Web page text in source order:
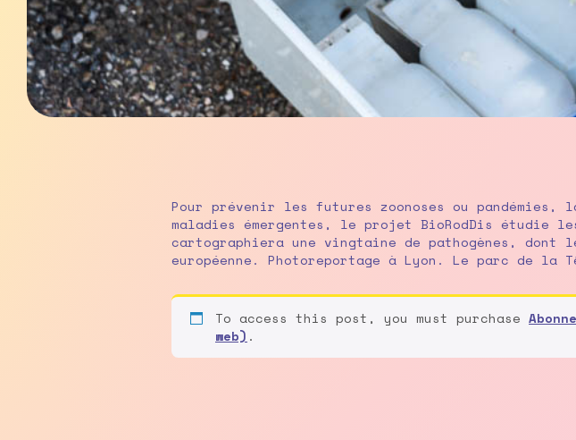
Pour prévenir les futures zoonoses ou
maladies émergentes, le projet BioRodDis
cartographiera une vingtaine de pathogènes,
européenne. Photoreportage à Lyon. Le parc de la
To access this post, you must purchase
web) .